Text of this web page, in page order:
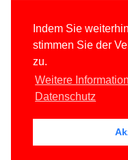
Indem Sie
stimmen Sie der
zu.
Weitere
Datenschutz